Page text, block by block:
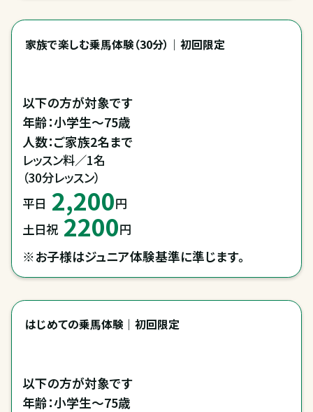
家族で楽しむ乗馬体験（30分）｜初回限定
以下の方が対象です
年齢：小学生～75歳
人数：ご家族2名まで
レッスン料／1名
（30分レッスン）
平日 2,200円
土日祝 2200円
※お子様はジュニア体験基準に準じます。
はじめての乗馬体験｜初回限定
以下の方が対象です
年齢：小学生～75歳